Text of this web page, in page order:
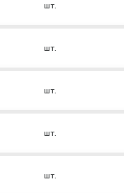
шт.
шт.
шт.
шт.
шт.